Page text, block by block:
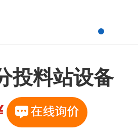
投料站设备